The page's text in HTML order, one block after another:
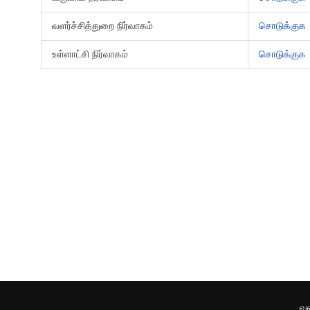
வளர்ச்சித்துறை நிர்வாகம்
சொடுக்குக
உள்ளாட்சி நிர்வாகம்
சொடுக்குக